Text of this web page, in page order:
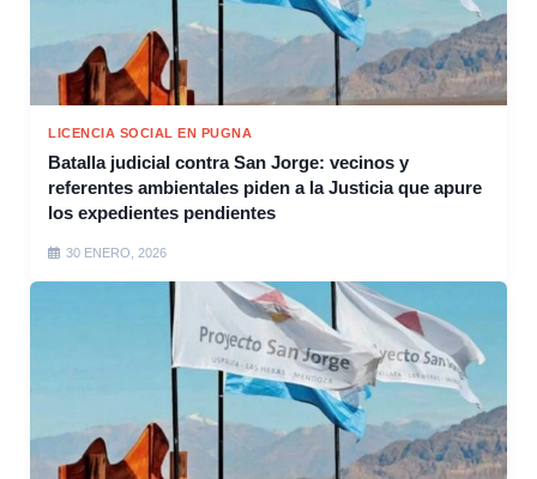
LICENCIA SOCIAL EN PUGNA
Batalla judicial contra San Jorge: vecinos y
referentes ambientales piden a la Justicia que apure
los expedientes pendientes
30 ENERO, 2026